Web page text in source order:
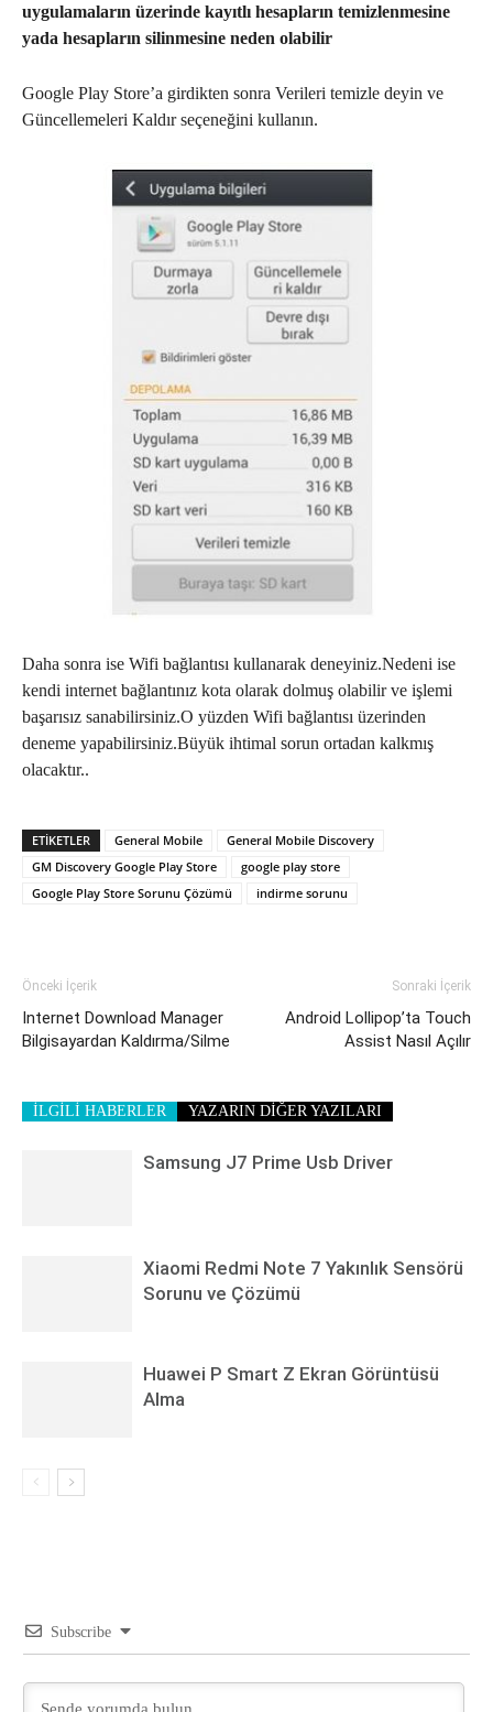
uygulamaların üzerinde kayıtlı hesapların temizlenmesine
yada hesapların silinmesine neden olabilir
Google Play Store’a girdikten sonra Verileri temizle deyin ve
Güncellemeleri Kaldır seçeneğini kullanın.
Daha sonra ise Wifi bağlantısı kullanarak deneyiniz.Nedeni ise
kendi internet bağlantınız kota olarak dolmuş olabilir ve işlemi
başarısız sanabilirsiniz.O yüzden Wifi bağlantısı üzerinden
deneme yapabilirsiniz.Büyük ihtimal sorun ortadan kalkmış
olacaktır..
ETIKETLER General Mobile
General Mobile Discovery
GM Discovery Google Play Store
google play store
Google Play Store Sorunu Çözümü
indirme sorunu
Önceki İçerik
Internet Download Manager
Bilgisayardan Kaldırma/Silme
Sonraki İçerik
Android Lollipop’ta Touch
Assist Nasıl Açılır
İLGİLİ HABERLER YAZARIN DİĞER YAZILARI
Samsung J7 Prime Usb Driver
Xiaomi Redmi Note 7 Yakınlık Sensörü
Sorunu ve Çözümü
Huawei P Smart Z Ekran Görüntüsü
Alma
Subscribe